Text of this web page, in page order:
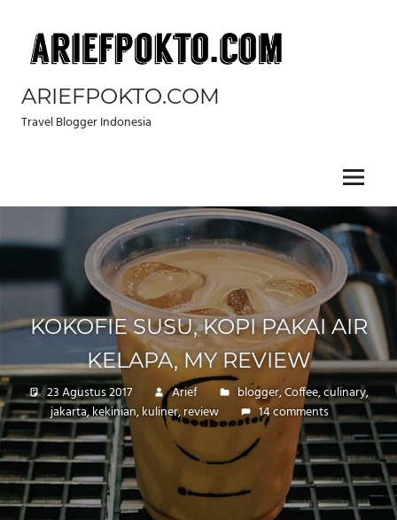
content
ARIEFPOKTO.COM
Travel Blogger Indonesia
Menu
KOKOFIE SUSU, KOPI PAKAI AIR
KELAPA, MY REVIEW
23 Agustus 2017 Arief blogger,Coffee,culinary,
jakarta,kekinian,kuliner,review 14 comments